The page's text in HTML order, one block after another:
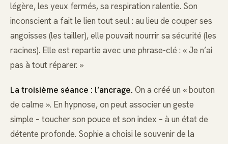
légère, les yeux fermés, sa respiration ralentie. Son
inconscient a fait le lien tout seul : au lieu de couper ses
angoisses (les tailler), elle pouvait nourrir sa sécurité (les
racines). Elle est repartie avec une phrase-clé : « Je n’ai
pas à tout réparer. »
La troisième séance : l’ancrage. On a créé un « bouton
de calme ». En hypnose, on peut associer un geste
simple – toucher son pouce et son index – à un état de
détente profonde. Sophie a choisi le souvenir de la